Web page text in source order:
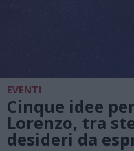
EVENTI
Cinque idee
Lorenzo, tra
desideri da